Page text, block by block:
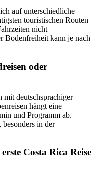
auf unterschiedliche
touristischen Routen
nicht
Bodenfreiheit kann je nach
oder
mit deutschsprachiger
hängt eine
und Programm ab.
besonders in der
Costa Rica Reise